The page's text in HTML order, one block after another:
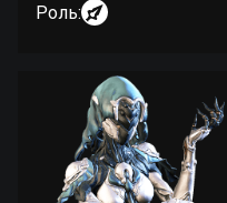
Роль: